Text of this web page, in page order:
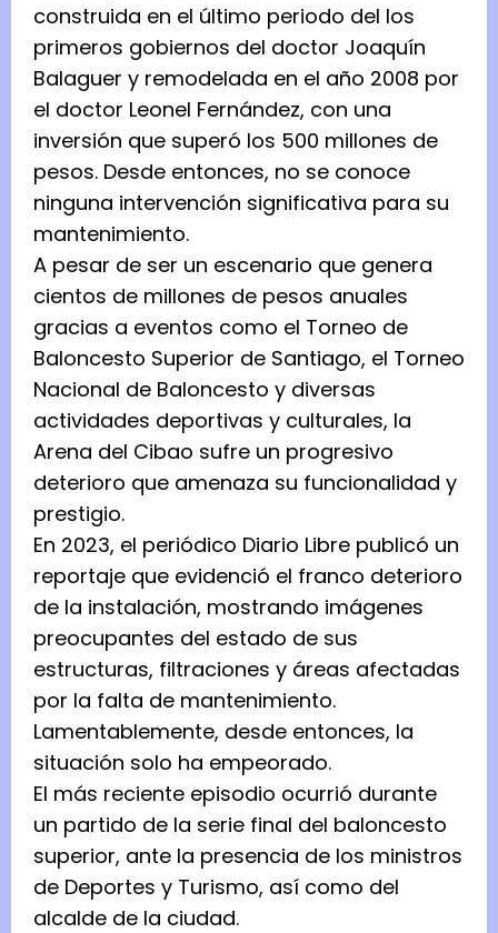
construida en el último periodo del los
primeros gobiernos del doctor Joaquín
Balaguer y remodelada en el año 2008 por
el doctor Leonel Fernández, con una
inversión que superó los 500 millones de
pesos. Desde entonces, no se conoce
ninguna intervención significativa para su
mantenimiento.
A pesar de ser un escenario que genera
cientos de millones de pesos anuales
gracias a eventos como el Torneo de
Baloncesto Superior de Santiago, el Torneo
Nacional de Baloncesto y diversas
actividades deportivas y culturales, la
Arena del Cibao sufre un progresivo
deterioro que amenaza su funcionalidad y
prestigio.
En 2023, el periódico Diario Libre publicó un
reportaje que evidenció el franco deterioro
de la instalación, mostrando imágenes
preocupantes del estado de sus
estructuras, filtraciones y áreas afectadas
por la falta de mantenimiento.
Lamentablemente, desde entonces, la
situación solo ha empeorado.
El más reciente episodio ocurrió durante
un partido de la serie final del baloncesto
superior, ante la presencia de los ministros
de Deportes y Turismo, así como del
alcalde de la ciudad.